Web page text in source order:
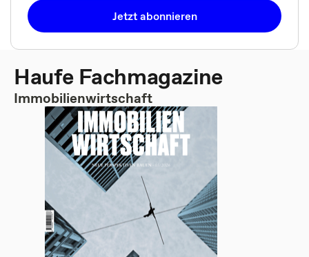
Jetzt abonnieren
Haufe Fachmagazine
Immobilienwirtschaft